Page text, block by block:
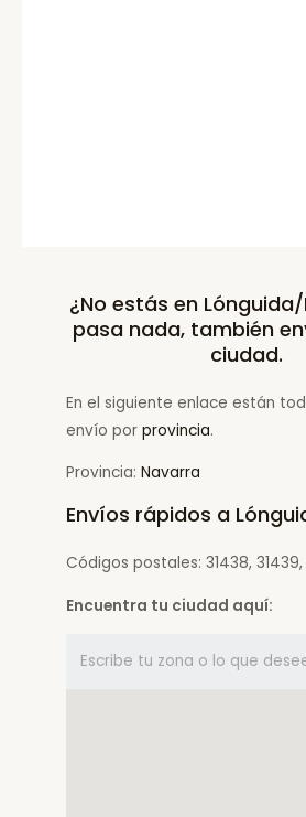
¿No estás en
pasa nada, también
ciudad.
En el siguiente enlace están
envío por provincia.
Provincia: Navarra
Envíos rápidos a
Códigos postales: 31438, 31439,
Encuentra tu ciudad aquí: